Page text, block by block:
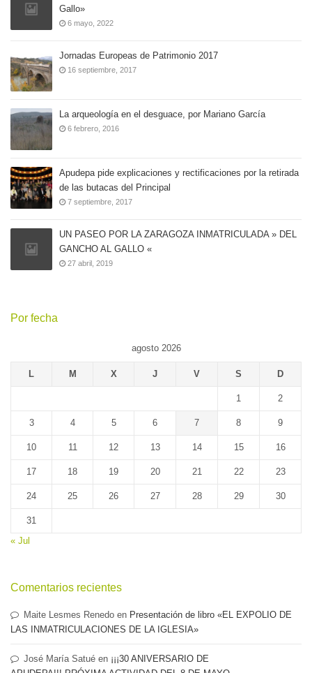
Gallo»
6 mayo, 2022
Jornadas Europeas de Patrimonio 2017
16 septiembre, 2017
La arqueología en el desguace, por Mariano García
6 febrero, 2016
Apudepa pide explicaciones y rectificaciones por la retirada
de las butacas del Principal
7 septiembre, 2017
UN PASEO POR LA ZARAGOZA INMATRICULADA » DEL
GANCHO AL GALLO «
27 abril, 2019
Por fecha
agosto 2026
L M X J V S D
1 2
3 4 5 6 7 8 9
10 11 12 13 14 15 16
17 18 19 20 21 22 23
24 25 26 27 28 29 30
31
« Jul
Comentarios recientes
Maite Lesmes Renedo en Presentación de libro «EL EXPOLIO DE
LAS INMATRICULACIONES DE LA IGLESIA»
José María Satué en ¡¡¡30 ANIVERSARIO DE